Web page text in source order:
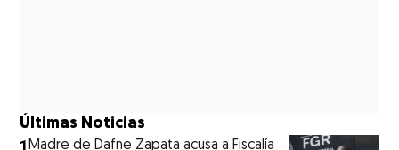
Últimas Noticias
1Madre de Dafne Zapata acusa a Fiscalía